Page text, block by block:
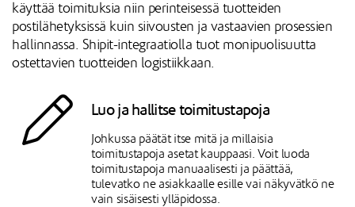
käyttää toimituksia niin perinteisessä tuotteiden
postilähetyksissä kuin siivousten ja vastaavien prosessien
hallinnassa. Shipit-integraatiolla tuot monipuolisuutta
ostettavien tuotteiden logistiikkaan.
Luo ja hallitse toimitustapoja
Johkussa päätät itse mitä ja millaisia
toimitustapoja asetat kauppaasi. Voit luoda
toimitustapoja manuaalisesti ja päättää,
tulevatko ne asiakkaalle esille vai näkyvätkö ne
vain sisäisesti ylläpidossa.